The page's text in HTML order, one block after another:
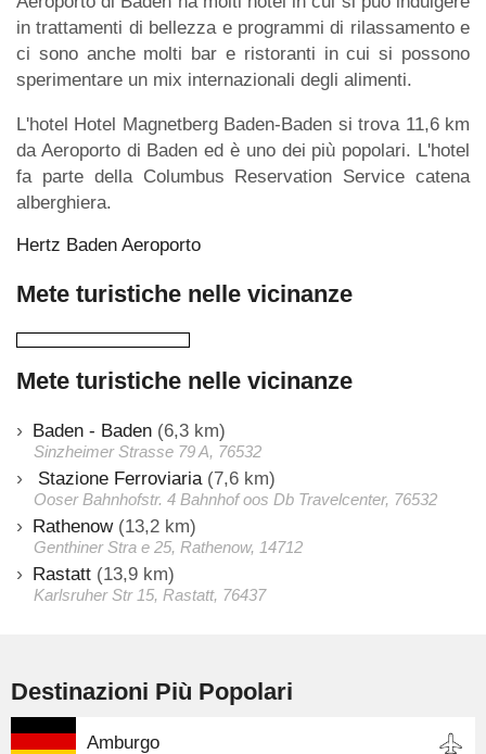
in trattamenti di bellezza e programmi di rilassamento e
ci sono anche molti bar e ristoranti in cui si possono
sperimentare un mix internazionali degli alimenti.
L'hotel Hotel Magnetberg Baden-Baden si trova 11,6 km
da Aeroporto di Baden ed è uno dei più popolari. L'hotel
fa parte della Columbus Reservation Service catena
alberghiera.
Hertz Baden Aeroporto
Mete turistiche nelle vicinanze
Mete turistiche nelle vicinanze
Baden - Baden (6,3 km)
Sinzheimer Strasse 79 A, 76532
Stazione Ferroviaria (7,6 km)
Ooser Bahnhofstr. 4 Bahnhof oos Db Travelcenter, 76532
Rathenow(13,2 km)
Genthiner Stra e 25, Rathenow, 14712
Rastatt (13,9 km)
Karlsruher Str 15, Rastatt, 76437
Destinazioni Più Popolari
Amburgo